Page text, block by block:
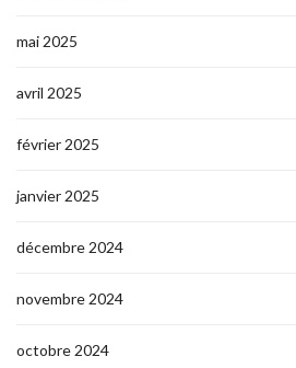
mai 2025
avril 2025
février 2025
janvier 2025
décembre 2024
novembre 2024
octobre 2024